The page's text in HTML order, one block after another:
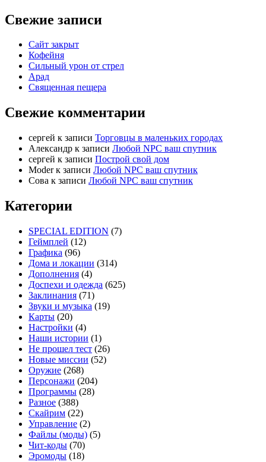
Свежие записи
Сайт закрыт
Кофейня
Cильный урон от стрел
Арад
Священная пещера
Свежие комментарии
cергей к записи Торговцы в маленьких городах
Александр к записи Любой NPC ваш спутник
cергей к записи Построй свой дом
Moderк записи Любой NPC ваш спутник
Сова к записи Любой NPC ваш спутник
Категории
SPECIAL EDITION (7)
Геймплей (12)
Графика (96)
Дома и локации (314)
Дополнения (4)
Доспехи и одежда (625)
Заклинания (71)
Звуки и музыка (19)
Карты (20)
Настройки (4)
Наши истории (1)
Не прошел тест (26)
Новые миссии (52)
Оружие (268)
Персонажи (204)
Программы (28)
Разное (388)
Скайрим (22)
Управление (2)
Файлы (моды) (5)
Чит-коды (70)
Эромоды (18)